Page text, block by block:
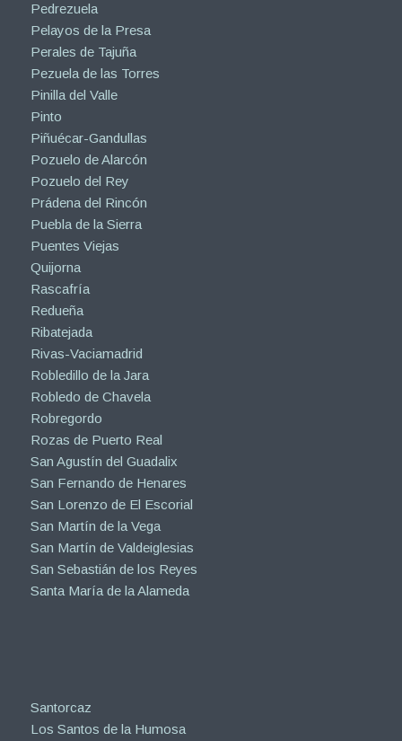
Pedrezuela
Pelayos de la Presa
Perales de Tajuña
Pezuela de las Torres
Pinilla del Valle
Pinto
Piñuécar-Gandullas
Pozuelo de Alarcón
Pozuelo del Rey
Prádena del Rincón
Puebla de la Sierra
Puentes Viejas
Quijorna
Rascafría
Redueña
Ribatejada
Rivas-Vaciamadrid
Robledillo de la Jara
Robledo de Chavela
Robregordo
Rozas de Puerto Real
San Agustín del Guadalix
San Fernando de Henares
San Lorenzo de El Escorial
San Martín de la Vega
San Martín de Valdeiglesias
San Sebastián de los Reyes
Santa María de la Alameda
Santorcaz
Los Santos de la Humosa